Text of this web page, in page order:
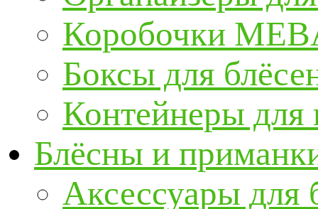
Коробочки
Боксы для
Контейнеры для
Блёсны и
Аксессуары для